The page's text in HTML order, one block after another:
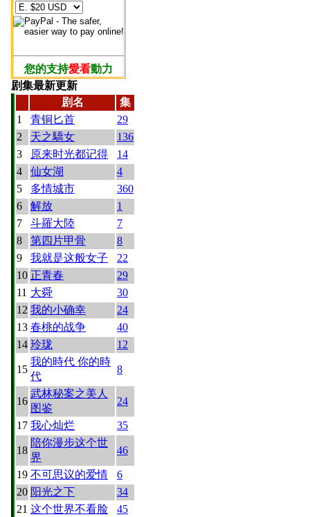
您的支持愛看動力
剧集最新更新
剧名
集
1
青铜匕首
29
2
天之驕女
136
3
原来时光都记得
14
4
仙女湖
4
5
多情城市
360
6
解放
1
7
斗羅大陸
7
8
第四片甲骨
8
9
我就是这般女子
22
10 正青春
29
11 大舜
30
12 我的小确幸
24
13 春桃的战争
40
14 玲珑 12
15
我的時代 你的時
代
8
16
武林秘案之美人
图鉴
24
17 我心灿烂 35
18
陪你漫步这个世
界
46
19 不可思议的爱情
6
20 阳光之下
34
21 这个世界不看脸
45